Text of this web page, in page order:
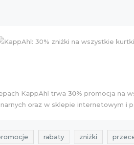
KappAhl trwa 30% promocja na
oraz w sklepie internetowym i
rabaty zniżki